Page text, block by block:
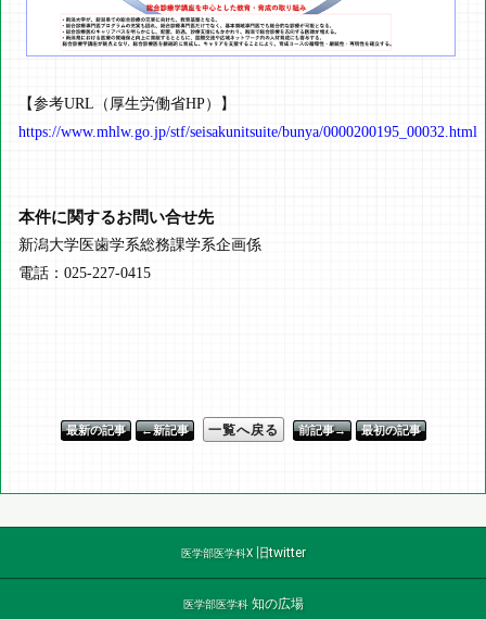
【参考URL（厚生労働省HP）】
https://www.mhlw.go.jp/stf/seisakunitsuite/bunya/0000200195_00032.html
本件に関するお問い合せ先
新潟大学医歯学系総務課学系企画係
電話：025-227-0415
最新の記事 ←新記事 一覧へ戻る 前記事→ 最初の記事
医学部医学科X旧twitter
医学部医学科知の広場